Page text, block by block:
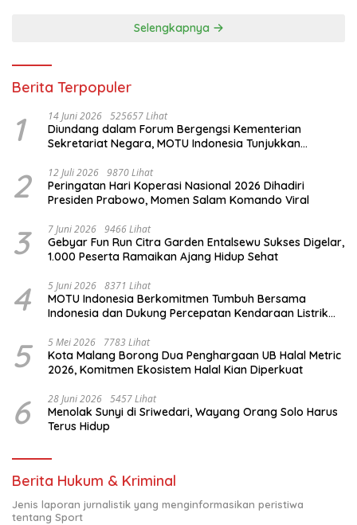
Selengkapnya
Berita Terpopuler
1 14 Juni 2026 525657 Lihat
Diundang dalam Forum Bergengsi Kementerian
Sekretariat Negara, MOTU Indonesia Tunjukkan
2 12 Juli 2026 9870 Lihat
Peringatan Hari Koperasi Nasional 2026 Dihadiri
Presiden Prabowo, Momen Salam Komando Viral
3 7 Juni 2026 9466 Lihat
Gebyar Fun Run Citra Garden Entalsewu Sukses Digelar,
1.000 Peserta Ramaikan Ajang Hidup Sehat
4 5 Juni 2026 8371 Lihat
MOTU Indonesia Berkomitmen Tumbuh Bersama
Indonesia dan Dukung Percepatan Kendaraan Listrik
5 5 Mei 2026 7783 Lihat
Kota Malang Borong Dua Penghargaan UB Halal Metric
2026, Komitmen Ekosistem Halal Kian Diperkuat
6 28 Juni 2026 5457 Lihat
Menolak Sunyi di Sriwedari, Wayang Orang Solo Harus
Terus Hidup
Berita Hukum & Kriminal
Jenis laporan jurnalistik yang menginformasikan peristiwa
tentang Sport